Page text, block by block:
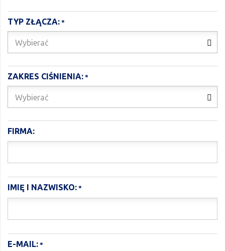
TYP ZŁĄCZA:
Wybierać
ZAKRES CIŚNIENIA:
Wybierać
FIRMA:
IMIĘ I NAZWISKO:
E-MAIL: